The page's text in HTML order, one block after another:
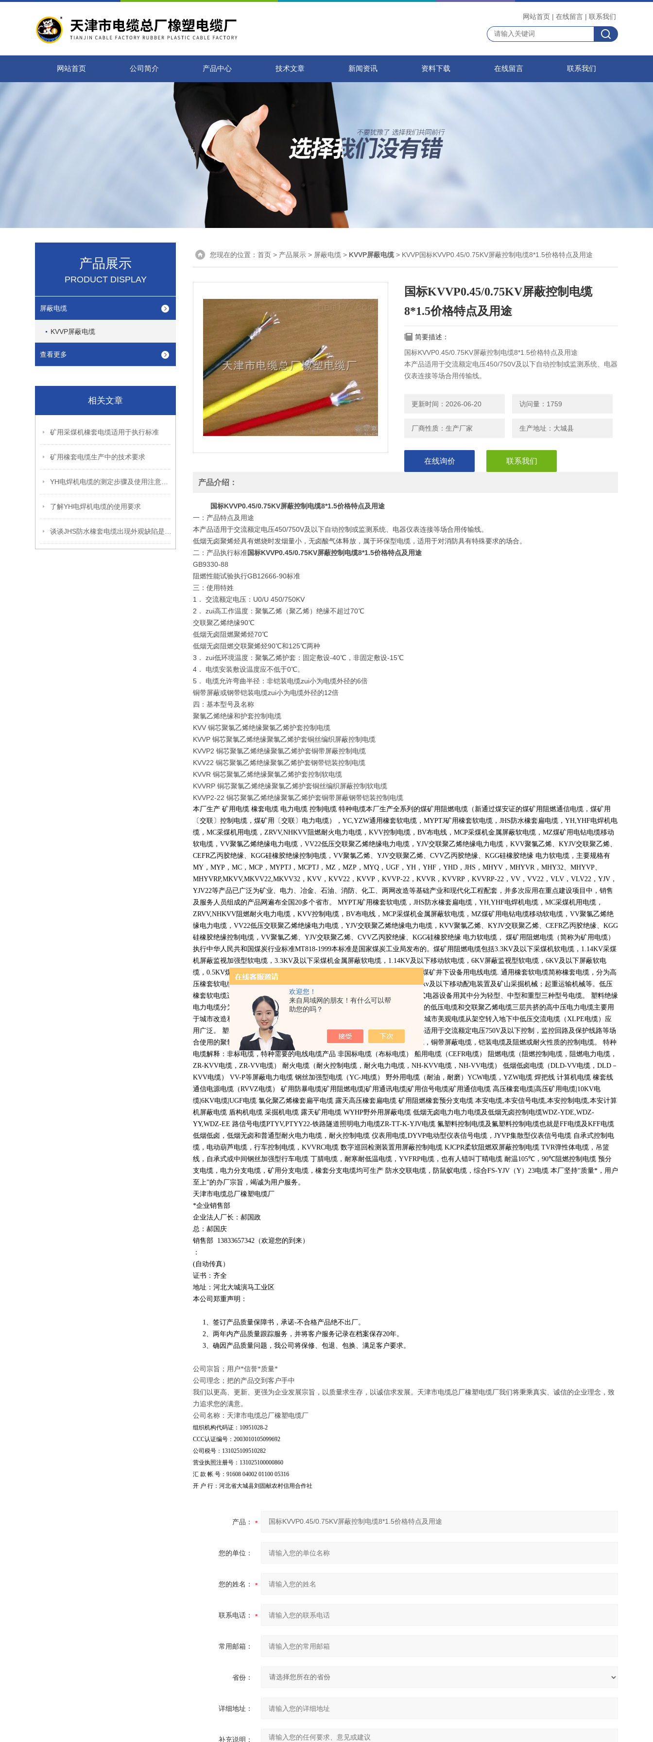
欢迎您！
来自局域网的朋友！有什么可以帮
助您的吗？
网站首页 | 在线留言 | 联系我们
网站首页 公司简介 产品中心 技术文章 新闻资讯 资料下载 在线留言 联系我们
产品展示
PRODUCT DISPLAY
屏蔽电缆
KVVP屏蔽电缆
查看更多
相关文章
矿用采煤机橡套电缆适用于执行标准
矿用橡套电缆生产中的技术要求
了解YH电焊机电缆的使用要求
您现在的位置： 首页 > 产品展示 > 屏蔽电缆 > KVVP屏蔽电缆> KVVP国标KVVP0.45/0.75KV屏蔽控制电缆8*1.5价格特点及用途
国标KVVP0.45/0.75KV屏蔽控制电缆
8*1.5价格特点及用途
简要描述：
国标KVVP0.45/0.75KV屏蔽控制电缆8*1.5价格特点及用途
本产品适用于交流额定电压450/750V及以下自动控制或监测系统、电器
仪表连接等场合用传输线。
缆，适用于对消防具有特殊要求的场合。
更新时间：2026-06-20 访问量：1759
厂商性质：生产厂家 生产地址：大城县
在线询价 联系我们
产品介绍：
国标KVVP0.45/0.75KV屏蔽控制电缆8*1.5价格特点及用途
一：产品特点及用途
本产品适用于交流额定电压450/750V及以下自动控制或监测系统、电器仪表连接等场合用传输线。
低烟无卤聚烯烃具有燃烧时发烟量小，无卤酸气体释放，属于环保型电缆，适用于对消防具有特殊要求的场合。
二：产品执行标准国标KVVP0.45/0.75KV屏蔽控制电缆8*1.5价格特点及用途
GB9330-88
阻燃性能试验执行GB12666-90标准
三：使用特姓
1． 交流额定电压：U0/U 450/750KV
2． zui高工作温度：聚氯乙烯（聚乙烯）绝缘不超过70℃
交联聚乙烯绝缘90℃
低烟无卤阻燃聚烯烃70℃
低烟无卤阻燃交联聚烯烃90℃和125℃两种
3． zui低环境温度：聚氯乙烯护套：固定敷设-40℃，非固定敷设-15℃
4． 电缆安装敷设温度应不低于0℃。
5． 电缆允许弯曲半径：非铠装电缆zui小为电缆外径的6倍
铜带屏蔽或钢带铠装电缆zui小为电缆外径的12倍
四：基本型号及名称
聚氯乙烯绝缘和护套控制电缆
KVV 铜芯聚氯乙烯绝缘聚氯乙烯护套控制电缆
KVVP 铜芯聚氯乙烯绝缘聚氯乙烯护套铜丝编织屏蔽控制电缆
KVVP2 铜芯聚氯乙烯绝缘聚氯乙烯护套铜带屏蔽控制电缆
KVV22 铜芯聚氯乙烯绝缘聚氯乙烯护套钢带铠装控制电缆
KVVR 铜芯聚氯乙烯绝缘聚氯乙烯护套控制软电缆
KVVRP 铜芯聚氯乙烯绝缘聚氯乙烯护套铜丝编织屏蔽控制软电缆
KVVP2-22 铜芯聚氯乙烯绝缘聚氯乙烯护套铜带屏蔽钢带铠装控制电缆
本厂生产 矿用电缆 橡套电缆 电力电缆 控制电缆 特种电缆本厂生产全系列的煤矿用阻燃电缆（新通过煤安证的煤矿用阻燃通信电缆，煤矿用
〔交联〕控制电缆，煤矿用〔交联〕电力电缆）， YC,YZW通用橡套软电缆， MYPTJ矿用橡套软电缆， JHS 防水橡套扁电缆， YH,YHF电焊机电
缆， MC采煤机用电缆， ZRVV,NHKVV阻燃耐火电力电缆， KVV控制电缆， BV布电线， MCP采煤机金属屏蔽软电缆， MZ煤矿用电钻电缆移动
软电缆， VV聚氯乙烯绝缘电力电缆， VV22低压交联聚乙烯绝缘电力电缆， YJV交联聚乙烯绝缘电力电缆， KVV聚氯乙烯、 KYJV交联聚乙烯、
CEFR乙丙胶绝缘、 KGG硅橡胶绝缘控制电缆， VV聚氯乙烯、 YJV交联聚乙烯、 CVV乙丙胶绝缘、 KGG硅橡胶绝缘 电力软电缆，主要规格有
MY ， MYP ， MC ， MCP ， MYPTJ ， MCPTJ ， MZ ， MZP ， MYQ ， UGF ， YH ， YHF ， YHD ， JHS ， MHYV ， MHYVR， MHY32、 MHYVP、
MHYVRP,MKVV,MKVV22,MKVV32 ， KVV ， KVV22 ， KVVP ， KVVP-22 ， KVVR， KVVRP ， KVVRP-22 ， VV ， VV22 ， VLV ， VLV22 ， YJV ，
YJV22等产品已广泛为矿业、电力、冶金、石油、消防、化工、两网改造等基础产业和现代化工程配套，并多次应用在重点建设项目中，销售
及服务人员组成的产品网遍布全国 20多个省市。 MYPTJ矿用橡套软电缆， JHS 防水橡套扁电缆， YH,YHF电焊机电缆， MC采煤机用电缆，
ZRVV,NHKVV阻燃耐火电力电缆， KVV控制电缆， BV布电线， MCP采煤机金属屏蔽软电缆， MZ煤矿用电钻电缆移动软电缆， VV聚氯乙烯绝
缘电力电缆， VV22低压交联聚乙烯绝缘电力电缆， YJV交联聚乙烯绝缘电力电缆， KVV聚氯乙烯、 KYJV交联聚乙烯、 CEFR乙丙胶绝缘、 KGG
硅橡胶绝缘控制电缆， VV聚氯乙烯、 YJV交联聚乙烯、 CVV乙丙胶绝缘、 KGG硅橡胶绝缘 电力软电缆， 煤矿用阻燃电缆（简称为矿用电缆）
执行中华人民共和国煤炭行业标准MT818-1999本标准是国家煤炭工业局发布的。煤矿用阻燃电缆包括3.3KV及以下采煤机软电缆， 1.14KV采煤
机屏蔽监视加强型软电缆， 3.3KV及以下采煤机金属屏蔽软电缆， 1.14KV及以下移动软电缆， 6KV屏蔽监视型软电缆， 6KV及以下屏蔽软电
缆， 0.5KV煤矿用电钻电缆，煤矿用移动轻型软电缆等多种型号规格的适用于煤矿井下设备用电线电缆. 通用橡套软电缆简称橡套电缆，分为高
压橡套软电缆和750V通用橡套软电缆。高压橡套软电缆用途：交流额定电压6kv及以下移动配电装置及矿山采掘机械；起重运输机械等。低压
橡套软电缆适用于交流额定电压
750V及以下家用电器、电动工具和各种移动式电器设备用其中分为轻型、中型和重型三种型号电缆。 塑料绝缘
电力电缆分为聚氯乙烯电缆也就是PVC电缆适用于低压变压器下方连接设备用的低压电缆和交联聚乙烯电缆三层共挤的高中压电力电缆主要用
于城市改造和建设中地下电力网络铺设用的连接介质，西部开发等电力缺乏和城市美观电缆从架空转入地下中低压交流电缆（XLPE电缆）应
用广泛。 塑料控制电缆全称聚氯乙烯绝缘和护套控制电缆执行标准GB9330-86适用于交流额定电压750V及以下控制，监控回路及保护线路等场
合使用的聚氯乙烯绝缘和护套的电缆工作温度为70摄氏度它分为铜丝屏蔽电缆，铜带屏蔽电缆，铠装电缆及阻燃或耐火性质的控制电缆。 特种
电缆解释：非标电缆，特种需要的电线电缆产品 非国标电缆（布标电缆） 船用电缆（CEFR电缆） 阻燃电缆（阻燃控制电缆，阻燃电力电缆，
ZR-KVV电缆， ZR-VV电缆） 耐火电缆（耐火控制电缆，耐火电力电缆， NH-KVV电缆， NH-VV电缆） 低烟低卤电缆（DLD-VV电缆， DLD －
KVV电缆） VV-P等屏蔽电力电缆 钢丝加强型电缆（YC-J电缆） 野外用电缆（耐油，耐磨） YCW电缆， YZW电缆 焊把线 计算机电缆 橡套线
通信电源电缆（RVVZ电缆） 矿用防暴电缆 矿用阻燃电缆 矿用通讯电缆 矿用信号电缆 矿用通信电缆 高压橡套电缆 高压矿用电缆 |10KV电
缆 |6KV电缆 |UGF电缆 氯化聚乙烯橡套扁平电缆 露天高压橡套扁电缆 矿用阻燃橡套预分支电缆 本安电缆,本安信号电缆,本安控制电缆,本安计算
机屏蔽电缆 盾构机电缆 采掘机电缆 露天矿用电缆 WYHP野外用屏蔽电缆 低烟无卤电力电力电缆及低烟无卤控制电缆WDZ-YDE,WDZ-
YY,WDZ-EE 路信号电缆PTYV,PTYY22-铁路隧道照明电力电缆ZR-TT-K-YJV电缆 氟塑料控制电缆及氟塑料控制电缆也就是FF电缆及KFF电缆
低烟低卤，低烟无卤和普通型耐火电力电缆，耐火控制电缆 仪表用电缆,DYVP电动型仪表信号电缆， JYVP集散型仪表信号电缆 自承式控制电
缆，电动葫芦电缆，行车控制电缆， KVVRC电缆 数字巡回检测装置用屏蔽控制电缆 KJCPR柔软阻燃双屏蔽控制电缆 TVR弹性体电缆，吊篮
线，自承式或中间钢丝加强型行车电缆 丁腈电缆，耐寒耐低温电缆， YVFRP电缆，也有人错叫丁晴电缆 耐温105℃ ，90℃阻燃控制电缆 预分
支电缆，电力分支电缆，矿用分支电缆，橡套分支电缆均可生产 防水交联电缆，防鼠蚁电缆，综合FS-YJV （Y） 23电缆 本厂坚持“质量*，用户
至上”的办厂宗旨，竭诚为用户服务。
天津市电缆总厂橡塑电缆厂
*企业销售部
企业法人厂长：郝国政
总：郝国庆
销售部 13833657342 （欢迎您的到来）
：
(自动传真）
证书：齐全
地址：河北大城演马工业区
本公司郑重声明：
1、签订产品质量保障书，承诺-不合格产品绝不出厂。
2、两年内产品质量跟踪服务，并将客户服务记录在档案保存20年。
3、确因产品质量问题，我公司将保修、包退、包换、满足客户要求。
公司宗旨；用户*信誉*质量*
公司理念；把的产品交到客户手中
我们以更高、更新、更强为企业发展宗旨，以质量求生存，以诚信求发展。天津市电缆总厂橡塑电缆厂我们将秉乘真实、诚信的企业理念，致
力追求您的满意。
公司名称：天津市电缆总厂橡塑电缆厂
组织机构代码证：10951028-2
CCC认证编号：2003010105099692
公司税号：131025109510282
营业执照注册号：131025100000860
汇 款 帐 号：91608 04002 01100 05316
开 户 行：河北省大城县刘固献农村信用合作社
产品：
您的单位：
您的姓名：
联系电话：
常用邮箱：
省份：
详细地址：
补充说明：